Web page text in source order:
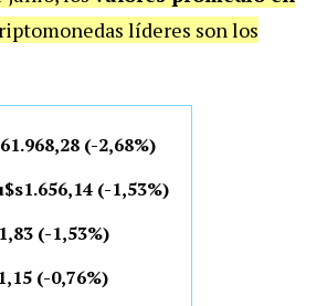
líderes son los
(-2,68%)
(-1,53%)
(-1,53%)
(-0,76%)